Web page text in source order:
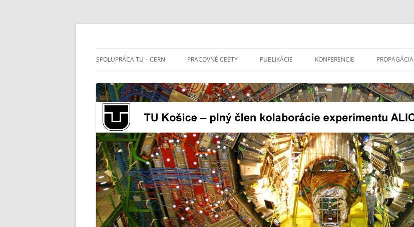
na
SPOLUPRÁCA TU – CERN PRACOVNÉ CESTY PUBLIKÁCIE KONFERENCIE PROPAGÁCIA